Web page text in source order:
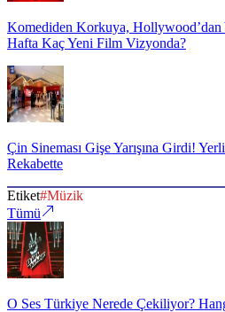
Komediden Korkuya, Hollywood’dan
Hafta Kaç Yeni Film Vizyonda?
Çin Sineması Gişe Yarışına Girdi!
Rekabette
Etiket#Müzik
Tümü
O Ses Türkiye Nerede Çekiliyor?